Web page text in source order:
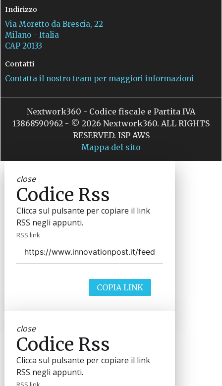
Indirizzo
Via Moretto da Brescia, 22
Milano - Italia
CAP 20133
Contatti
Contatta il nostro team per maggiori informazioni
Nextwork360 - Codice fiscale e Partita IVA
13868590962 - © 2026 Nextwork360. ALL RIGHTS
RESERVED. ISP AWS
Mappa del sito
close
Codice Rss
Clicca sul pulsante per copiare il link
RSS negli appunti.
RSS link
COPIA LINK
close
Codice Rss
Clicca sul pulsante per copiare il link
RSS negli appunti.